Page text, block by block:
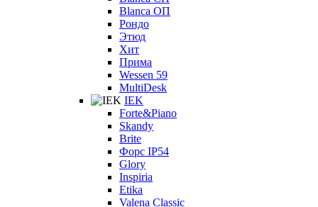
Blanca ОП
Рондо
Этюд
Хит
Прима
Wessen 59
MultiDesk
IEK
Forte&Piano
Skandy
Brite
Форс IP54
Glory
Inspiria
Etika
Valena Classic